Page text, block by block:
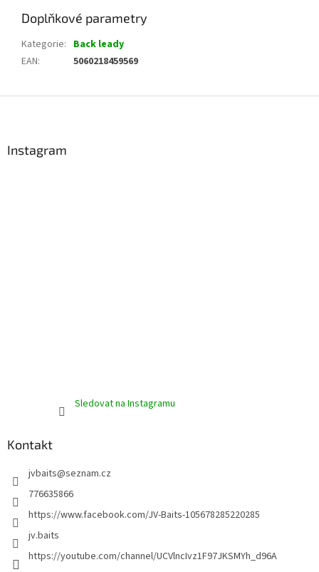
Doplňkové parametry
Kategorie: Back leady
EAN: 5060218459569
Instagram
Sledovat na Instagramu
Kontakt
jvbaits@seznam.cz
776635866
https://www.facebook.com/JV-Baits-105678285220285
jv.baits
https://youtube.com/channel/UCVlncIvz1F97JKSMYh_d96A